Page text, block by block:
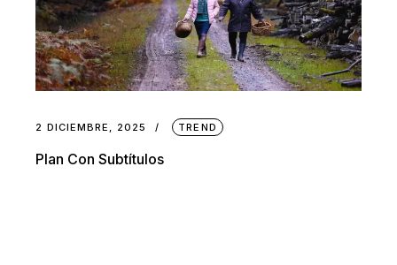
2 DICIEMBRE, 2025 TREND
Plan Con Subtítulos